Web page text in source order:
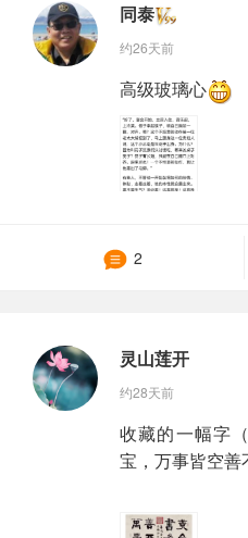
同泰
约26天前
高级玻璃心
2
灵山莲开
约28天前
收藏的一幅字
宝，万事皆空